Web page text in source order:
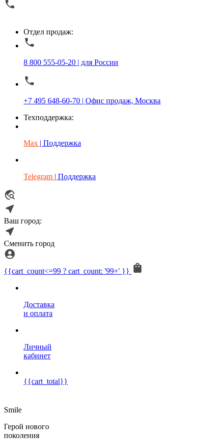
Отдел продаж:
8 800 555-05-20 | для России
+7 495 648-60-70 | Офис продаж, Москва
Техподдержка:
Max | Поддержка
Telegram | Поддержка
Ваш город:
Сменить город
{{cart_count<=99 ? cart_count: '99+' }}
Доставка
и оплата
Личный
кабинет
{{cart_total}}
Smile
Герой нового
поколения